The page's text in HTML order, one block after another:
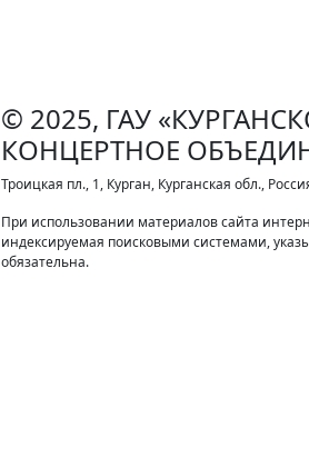
© 2025, ГАУ
КОНЦЕРТНОЕ
Троицкая пл., 1, Курган, Курганская обл.,
При использовании материалов сайта
индексируемая поисковыми системами,
обязательна.